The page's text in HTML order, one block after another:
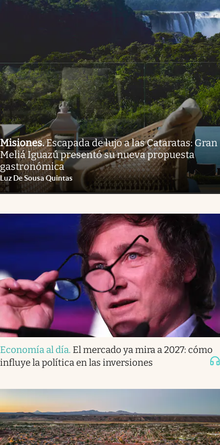
Misiones.Escapada de lujo a las Cataratas: Gran
Meliá Iguazú presentó su nueva propuesta
gastronómica
Luz De Sousa Quintas
Economía al día. El mercado ya mira a 2027: cómo
influye la política en las inversiones